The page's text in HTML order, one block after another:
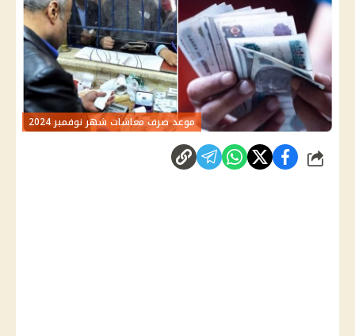
موعد صرف معاشات شهر نوفمبر 2024
شارك